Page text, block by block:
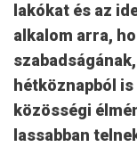
lakókat és az
alkalom arra,
hétköznapból
közösségi
lassabban